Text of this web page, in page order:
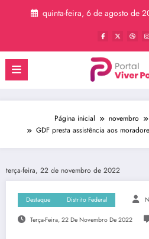
quinta-feira, 6 de agosto de
Página inicial novembro
GDF presta assistência aos
terça-feira, 22 de novembro de 2022
Destaque Distrito Federal
Terça-Feira, 22 De Novembro De 2022